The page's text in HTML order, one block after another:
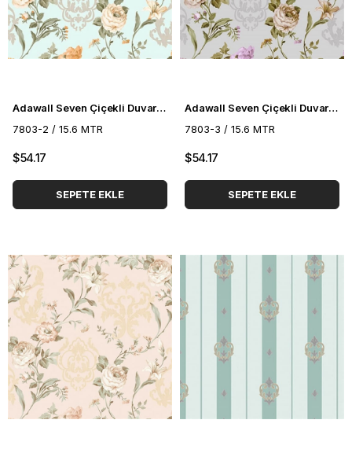
Adawall Seven Çiçekli Duvar Kağıdı 7803-2
7803-2 / 15.6 MTR
$54.17
SEPETE EKLE
Adawall Seven Çiçekli Duvar Kağıdı 7803-3
7803-3 / 15.6 MTR
$54.17
SEPETE EKLE